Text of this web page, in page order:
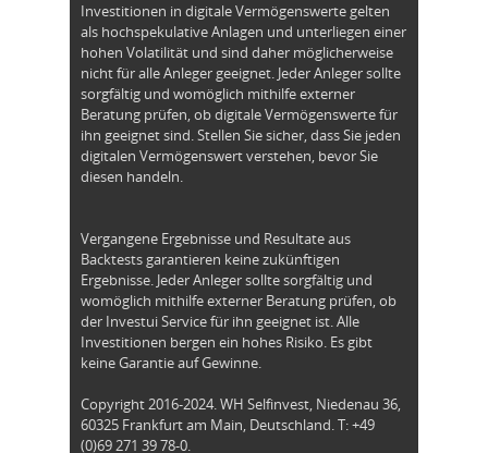
Investitionen in digitale Vermögenswerte gelten
als hochspekulative Anlagen und unterliegen einer
hohen Volatilität und sind daher möglicherweise
nicht für alle Anleger geeignet. Jeder Anleger sollte
sorgfältig und womöglich mithilfe externer
Beratung prüfen, ob digitale Vermögenswerte für
ihn geeignet sind. Stellen Sie sicher, dass Sie jeden
digitalen Vermögenswert verstehen, bevor Sie
diesen handeln.
Vergangene Ergebnisse und Resultate aus
Backtests garantieren keine zukünftigen
Ergebnisse. Jeder Anleger sollte sorgfältig und
womöglich mithilfe externer Beratung prüfen, ob
der Investui Service für ihn geeignet ist. Alle
Investitionen bergen ein hohes Risiko. Es gibt
keine Garantie auf Gewinne.
Copyright 2016-2024. WH Selfinvest, Niedenau 36,
60325 Frankfurt am Main, Deutschland. T: +49
(0)69 271 39 78-0.